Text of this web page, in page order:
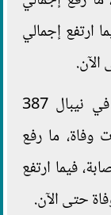
و 669 إصابة، فيما ارتفع إجمالي
وفي أسيا، سجلت السلطات الصحية في نيبال 387
بفيروس كورونا و6 حالات وفاة، ما رفع
إلى 815 ألفا و 759 إصابة، فيما ارتفع